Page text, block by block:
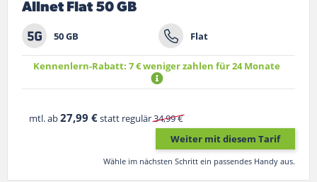
Allnet Flat 50 GB
50 GB Flat
Kennenlern-Rabatt: 7 € weniger zahlen für 24 Monate
mtl. ab27,99 €statt regulär34,99 €
Weiter mit diesem Tarif
Wähle im nächsten Schritt ein passendes Handy aus.